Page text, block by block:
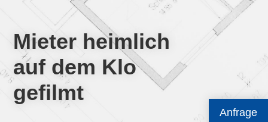
Anfrage
Mieter heimlich
auf dem Klo
gefilmt